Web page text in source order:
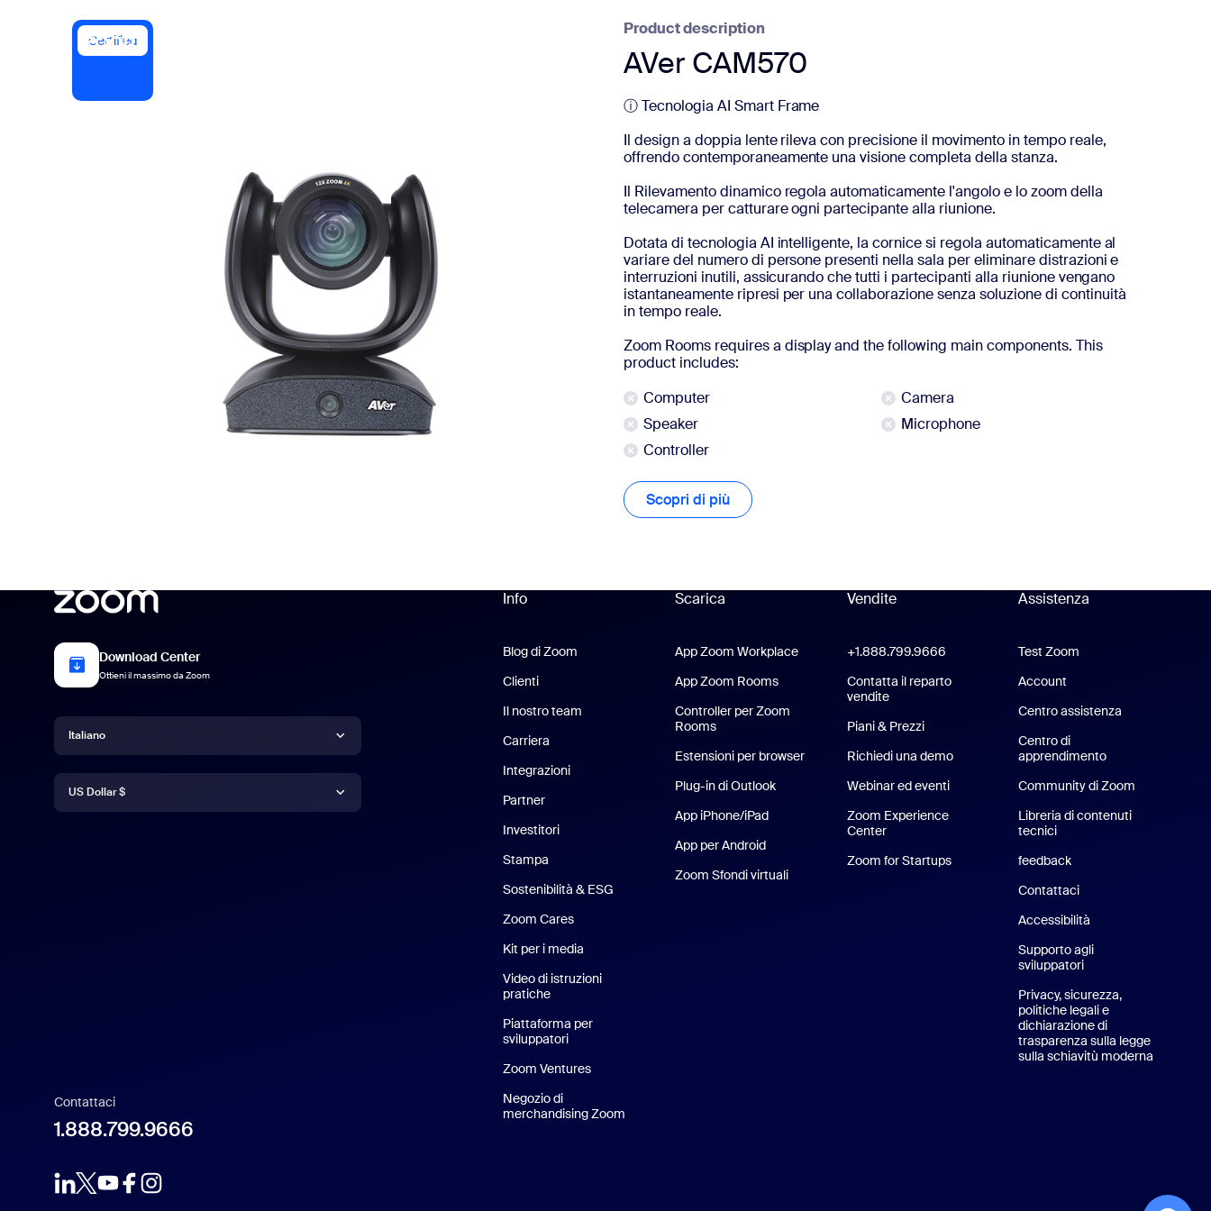
Certified
Product description
AVer CAM570
ⓘ Tecnologia AI Smart Frame
Il design a doppia lente rileva con precisione il movimento in tempo reale,
offrendo contemporaneamente una visione completa della stanza.
Il Rilevamento dinamico regola automaticamente l'angolo e lo zoom della
telecamera per catturare ogni partecipante alla riunione.
Dotata di tecnologia AI intelligente, la cornice si regola automaticamente al
variare del numero di persone presenti nella sala per eliminare distrazioni e
interruzioni inutili, assicurando che tutti i partecipanti alla riunione vengano
istantaneamente ripresi per una collaborazione senza soluzione di continuità
in tempo reale.
Zoom Rooms requires a display and the following main components. This
product includes:
Computer
Camera
Speaker
Microphone
Controller
Scopri di più Scopri di più
Download Center
Ottieni il massimo da Zoom
Lingua
Italiano
Deutsch
日本語
Valuta
US Dollar $
Contattaci
1.888.799.9666
Info
Blog di Zoom
Clienti
Il nostro team
Carriera
Integrazioni
Partner
Investitori
Stampa
Sostenibilità & ESG
Zoom Cares
Kit per i media
Video di istruzioni
pratiche
Piattaforma per
sviluppatori
Zoom Ventures
Negozio di
merchandising Zoom
Scarica
App Zoom WorkplaceApp Zoom Workplace
App Zoom RoomsApp Zoom Rooms
Controller per Zoom
Rooms
Estensioni per browser
Plug-in di Outlook
App iPhone/iPadApp iPhone/iPad
App per AndroidApp per Android
Zoom Sfondi virtualiSfondi virtuali per Zoom
Vendite
+1.888.799.9666 Clicca per chiamare
Contatta il reparto
vendite
Piani & PrezziPiani e prezzi
Richiedi una demoChiedi una dimostrazione
Webinar ed eventi
Zoom Experience
CenterZoom Experience Center
Zoom for StartupsZoom for Startups
Assistenza
Assistenza
Test Zoom
Account
Centro assistenza
Centro di
apprendimento
Community di Zoom
Libreria di contenuti
tecnici
feedback
Contattaci
Accessibilità
Supporto agli
sviluppatori
Privacy, sicurezza,
politiche legali e
dichiarazione di
trasparenza sulla legge
sulla schiavitù moderna